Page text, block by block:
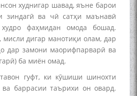
худнигар шавад, яъне барои
зиндагӣ ва чӣ сатҳи маънавӣ
фаҳмидан омода бошад.
дигар манотиқи олам, дар
дар замони маорифпарварӣ ва
ба миён омад.
гуфт, ки кӯшиши шинохти
баррасии таърихи он овард.